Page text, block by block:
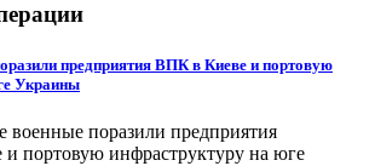
предприятия ВПК в Киеве и портовую
Украины